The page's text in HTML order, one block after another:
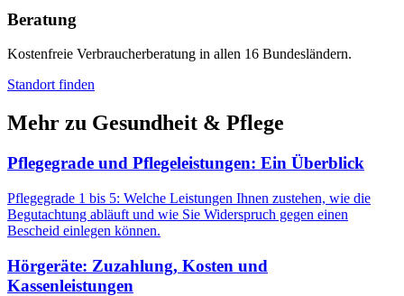
Beratung
Kostenfreie Verbraucherberatung in allen 16 Bundesländern.
Standort finden
Mehr zu Gesundheit & Pflege
Pflegegrade und Pflegeleistungen: Ein Überblick
Pflegegrade 1 bis 5: Welche Leistungen Ihnen zustehen, wie die
Begutachtung abläuft und wie Sie Widerspruch gegen einen
Bescheid einlegen können.
Hörgeräte: Zuzahlung, Kosten und
Kassenleistungen